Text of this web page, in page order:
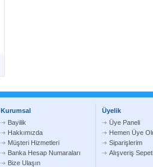
Kurumsal
Bayilik
Hakkımızda
Müşteri Hizmetleri
Banka Hesap Numaraları
Bize Ulaşın
Üyelik
Üye Paneli
Hemen Üye
Siparişlerim
Alışveriş